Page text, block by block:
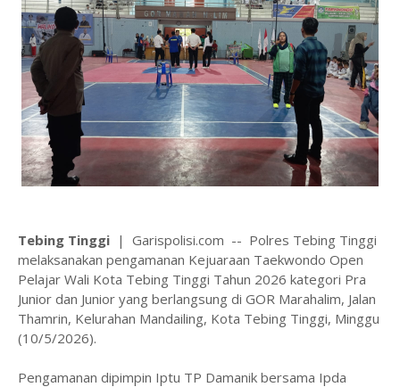
Tebing Tinggi | Garispolisi.com -- Polres Tebing Tinggi
melaksanakan pengamanan Kejuaraan Taekwondo Open
Pelajar Wali Kota Tebing Tinggi Tahun 2026 kategori Pra
Junior dan Junior yang berlangsung di GOR Marahalim, Jalan
Thamrin, Kelurahan Mandailing, Kota Tebing Tinggi, Minggu
(10/5/2026).
Pengamanan dipimpin Iptu TP Damanik bersama Ipda